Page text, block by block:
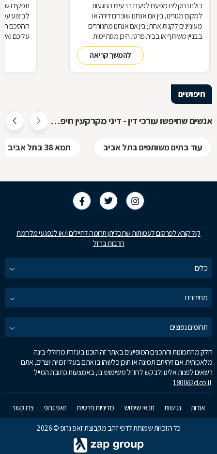
כולנו נתקלים מפעם לפעם בבעיות הנוגעות
למקום מגורינו, בין אם אנחנו שוכרים דירה או
מעוניינים לקנות אחת; בין אם אנחנו מתגוררים
בבניין משותף או בבית פרטי. היכן מסתיימות
זכויותינו ביחס לשכנינו? מה אומר החוק בקשר
לחריגות בנייה? האם בניית ממ"ד מחייבת את כל
הדיירים וכו'. כדי לקבל מושג בנוגע למעמדנו
המקרקעין, ריכזנו שאלות שנשאלו בפורום
מקרקעין, ואשר נענו ע"י עו"ד אילן קרייטר
להמשך קריאה
תפקידו
ההסכם
עליכם
חיפושים
אנשים שחיפשו עורכי דין - דיני מקרקעין חיפשו גם
עוד בתים משותפים בתל אביב תמא 38 בתל אביב
קול קורא לפרסום לעמותות שתכליתן תרומה לחיילים ו/או לנפגעי מלחמת
חרבות ברזל
כלים
מחירונים
תחומים נפוצים
חלק מהתמונות והתכנים המופיעים באתר זה הוכנו בעזרת מחוללי בינה
מלאכותית. אם זיהיתם תמונה או תוכן כלשהו בו אתם בעלי זכויות יוצרים, אתם
רשאים לפנות אלינו ולבקש לחדול משימוש בו, באמצעות כתובת המייל
1800@d.co.il
אודות נגישות תנאי שימוש מדיניות פרטיות זאפ גרופ
צרו קשר
כל הזכויות שמורות לדפי זהב מקבוצת זאפ גרופ © 2026